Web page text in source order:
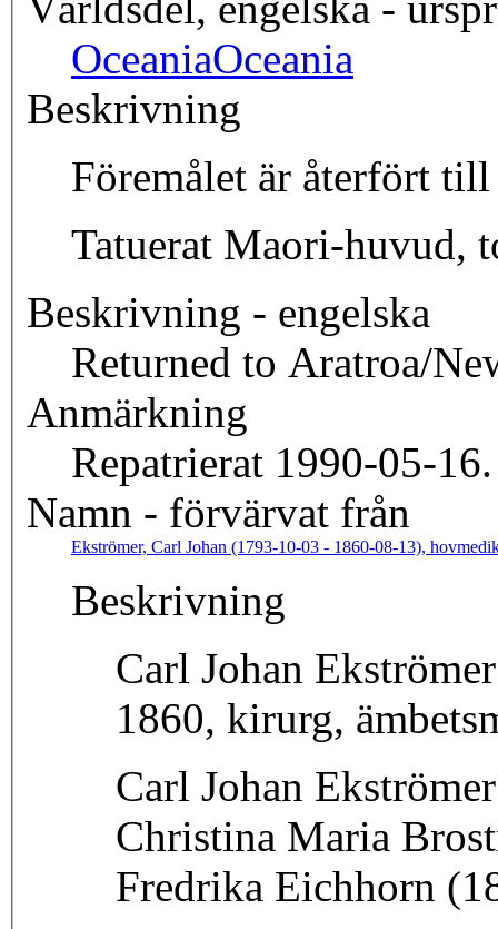
OceaniaOceania
Beskrivning
Föremålet är återfört
Tatuerat Maori-huvud,
Beskrivning - engelska
Returned to Aratroa/
Anmärkning
Repatrierat 1990-05-
Namn - förvärvat från
Ekströmer, Carl Johan (1793-10-03 - 1860-08-13),
Beskrivning
Carl Johan
1860, kirurg,
Carl Johan
Christina Maria
Fredrika Eichhorn